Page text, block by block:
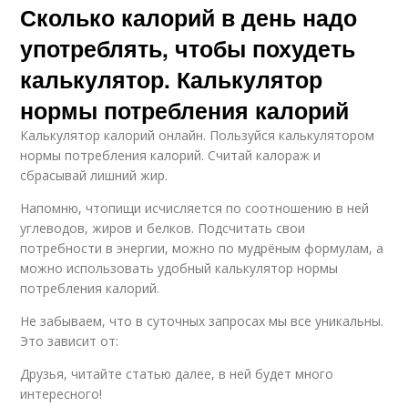
Сколько калорий в день надо
употреблять, чтобы похудеть
калькулятор. Калькулятор
нормы потребления калорий
Калькулятор калорий онлайн. Пользуйся калькулятором
нормы потребления калорий. Считай калораж и
сбрасывай лишний жир.
Напомню, чтопищи исчисляется по соотношению в ней
углеводов, жиров и белков. Подсчитать свои
потребности в энергии, можно по мудрёным формулам, а
можно использовать удобный калькулятор нормы
потребления калорий.
Не забываем, что в суточных запросах мы все уникальны.
Это зависит от:
Друзья, читайте статью далее, в ней будет много
интересного!